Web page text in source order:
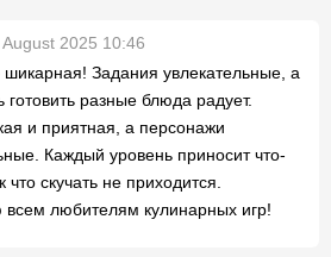
August 2025 10:46
шикарная! Задания увлекательные, а
готовить разные блюда радует.
и приятная, а персонажи
Каждый уровень приносит что-
что скучать не приходится.
всем любителям кулинарных игр!